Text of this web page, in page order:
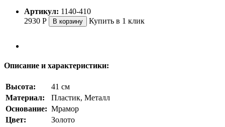
Артикул: 1140-410
2930 Р В корзину Купить в 1 клик
Описание и характеристики:
Высота:
41 см
Материал:
Пластик, Металл
Основание: Мрамор
Цвет:
Золото